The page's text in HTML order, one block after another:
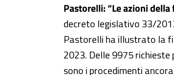
Pastorelli: “Le azioni
decreto legislativo 33/
Pastorelli ha illustrato la
2023. Delle 9975
sono i procedimenti